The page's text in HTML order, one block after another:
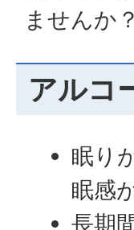
ませんか？
アルコ
眠り
眠感
長期